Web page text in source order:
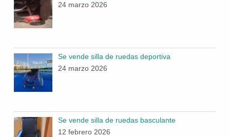
24 marzo 2026
Se vende silla de ruedas deportiva
24 marzo 2026
Se vende silla de ruedas basculante
12 febrero 2026